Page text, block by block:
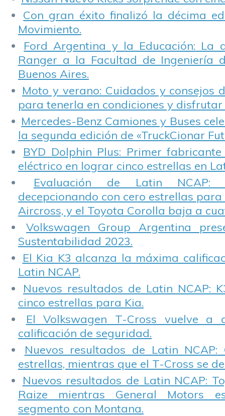
Con gran éxito finalizó la décima
Movimiento.
Ford Argentina y la Educación: La
Ranger a la Facultad de Ingeniería
Buenos Aires.
Moto y verano: Cuidados y consejos
para tenerla en condiciones y disfrutar
Mercedes-Benz Camiones y Buses
la segunda edición de «TruckCionar
BYD Dolphin Plus: Primer
eléctrico en lograr cinco estrellas en
Evaluación de Latin NCAP:
decepcionando con cero estrellas para
Aircross, y el Toyota Corolla baja a
Volkswagen Group Argentina
Sustentabilidad 2023.
El Kia K3 alcanza la máxima
Latin NCAP.
Nuevos resultados de Latin NCAP:
cinco estrellas para Kia.
El Volkswagen T-Cross vuelve a
calificación de seguridad.
Nuevos resultados de Latin NCAP:
estrellas, mientras que el T-Cross se
Nuevos resultados de Latin NCAP:
Raize mientras General Motors
segmento con Montana.